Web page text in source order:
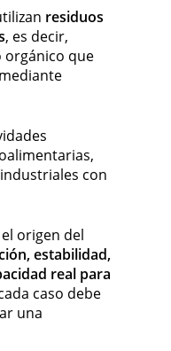
residuos
, es decir,
orgánico que
con
origen del
estabilidad,
real para
caso debe
una